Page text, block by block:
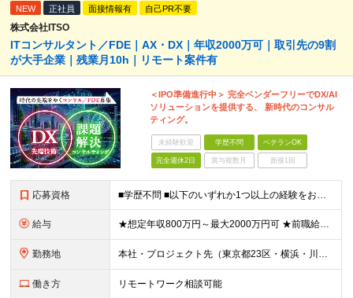
NEW 正社員 面接情報有 自己PR不要
株式会社ITSO
ITコンサルタント／FDE｜AX・DX｜年収2000万可｜取引先の9割
が大手企業｜残業月10h｜リモート案件有
＜IPO準備進行中＞ 完全ベンダーフリーでDX/AI
ソリューションを提供する、 新時代のコンサル
ティング。
未経験歓迎 学歴不問 ベテランOK
完全週休2日 賞与複数月 面接1回
応募資格 ■学歴不問 ■以下のいずれか1つ以上の経験をお持ちの方 ・ITプロジェクトで、PMやPLとして顧客折衝・上流工程・マネジメントなどの経験がある方 ・ITコンサルタントとしての実務経験がある方 ≪以下
給与 ★想定年収800万円～最大2000万円可 ★前職給与を考慮 ★ストックオプション付与あり（IPO間近） ★昇給制度あり ┗入社6カ月後に3％以上の昇給があります。その後、業績に合わせて適宜、昇給します
勤務地 本社・プロジェクト先（東京都23区・横浜・川崎・千葉・埼玉が中心）いずれかでの勤務となります（常駐は全体の1割程度！） 《本社》東京都港区虎ノ門3-5-1 虎ノ門37森ビル12F ※(変更の範囲)
働き方 リモートワーク相談可能